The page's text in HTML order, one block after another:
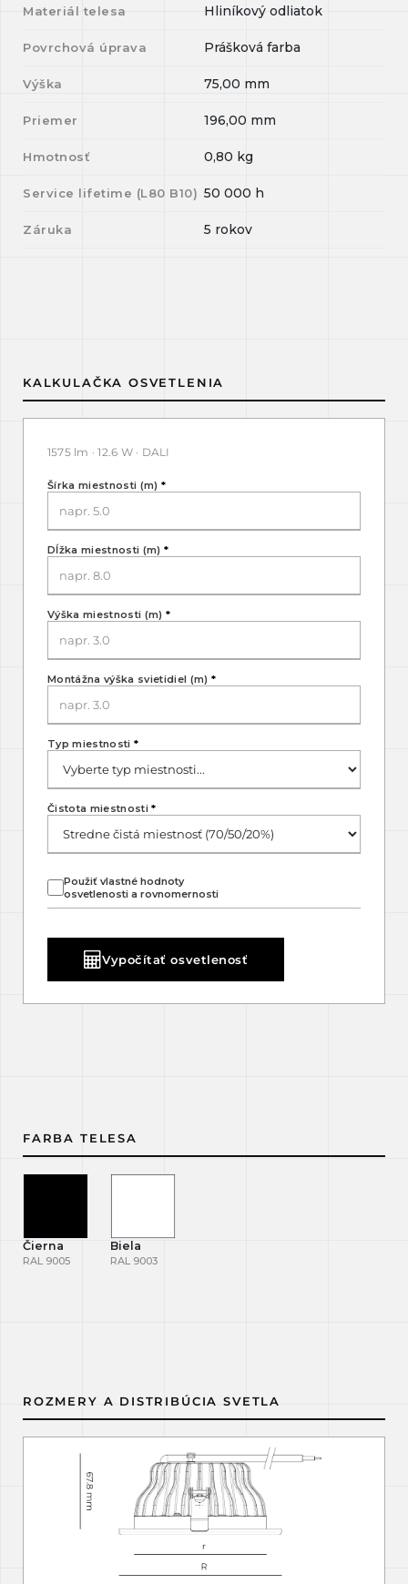
Materiál telesa Hliníkový odliatok
Povrchová úprava Prášková farba
Výška 75,00 mm
Priemer 196,00 mm
Hmotnosť 0,80 kg
Service lifetime (L80 B10) 50 000 h
Záruka 5 rokov
KALKULAČKA OSVETLENIA
1575 lm · 12.6 W · DALI
Šírka miestnosti (m) *
Dĺžka miestnosti (m) *
Výška miestnosti (m) *
Montážna výška svietidiel (m) *
Typ miestnosti *
Použiť vlastné hodnoty
osvetlenosti a rovnomernosti
Čistota miestnosti*
Vypočítať osvetlenosť
FARBA TELESA
Čierna
RAL 9005
Biela
RAL 9003
ROZMERY A DISTRIBÚCIA SVETLA